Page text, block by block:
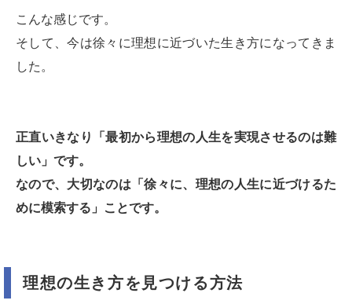
こんな感じです。
そして、今は徐々に理想に近づいた生き方になってきま
した。
正直いきなり「最初から理想の人生を実現させるのは難
しい」です。
なので、大切なのは「徐々に、理想の人生に近づけるた
めに模索する」ことです。
理想の生き方を見つける方法